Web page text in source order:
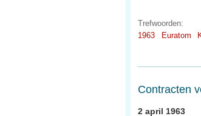
Trefwoorden:
1963
Euratom
Contracten
2 april 1963